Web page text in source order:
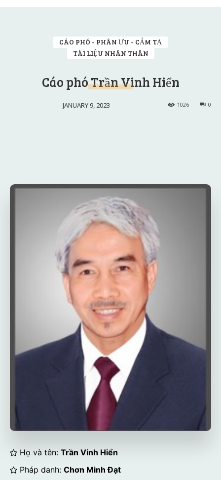
CÁO PHÓ - PHÂN ƯU - CẢM TẠ
TÀI LIỆU NHÂN THÂN
Cáo phó Trần Vinh Hiển
JANUARY 9, 2023 0
1026
Họ và tên: Trần Vinh Hiển
Pháp danh: Chơn Minh Đạt